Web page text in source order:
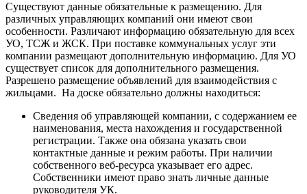
Существуют данные обязательные к размещению. Для
различных управляющих компаний они имеют свои
особенности. Различают информацию обязательную для всех
УО, ТСЖ и ЖСК. При поставке коммунальных услуг эти
компании размещают дополнительную информацию. Для УО
существует список для дополнительного размещения.
Разрешено размещение объявлений для взаимодействия с
жильцами. На доске обязательно должны находиться:
Сведения об управляющей компании, с содержанием ее
наименования, места нахождения и государственной
регистрации. Также она обязана указать свои
контактные данные и режим работы. При наличии
собственного веб-ресурса указывает его адрес.
Собственники имеют право знать личные данные
руководителя УК.